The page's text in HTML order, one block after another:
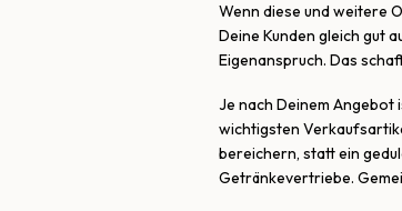
Wenn diese und weitere
Deine Kunden gleich gut
Eigenanspruch. Das
Je nach Deinem
wichtigsten
bereichern, statt ein
Getränkevertriebe.